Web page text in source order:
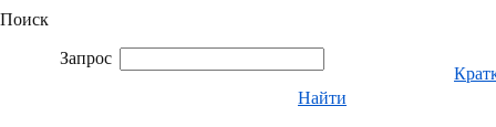
Поиск
Запрос
Найти